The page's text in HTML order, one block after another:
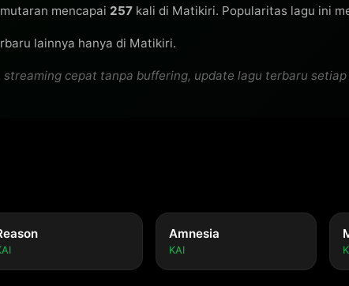
mencapai 257 kali di Matikiri. Popularitas lagu ini
lainnya hanya di Matikiri.
cepat tanpa buffering, update lagu terbaru
Amnesia
KAI